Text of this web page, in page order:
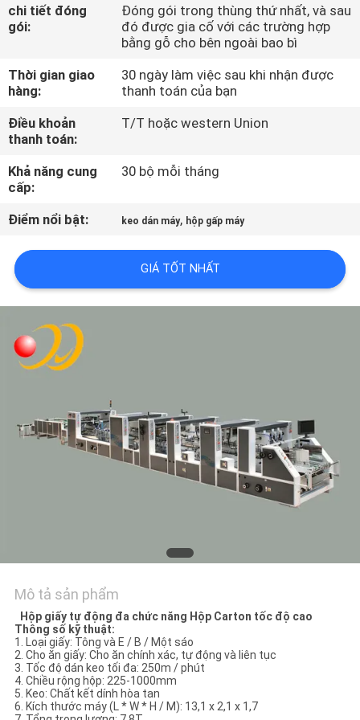
TÔI
THAM
QUAN
NHÀ
MÁY
KIỂM
SOÁT
CHẤT
LƯỢNG
LIÊN
HỆ
TÔI
SƠ
ĐỒ
TRANG
WEB
chi tiết đóng
gói:
Đóng gói trong thùng thứ nhất, và sau
đó được gia cố với các trường hợp
bằng gỗ cho bên ngoài bao bì
Thời gian giao
hàng:
30 ngày làm việc sau khi nhận được
thanh toán của bạn
Điều khoản
thanh toán:
T/T hoặc western Union
Khả năng cung
cấp:
30 bộ mỗi tháng
Điểm nổi bật: keo dán máy, hộp gấp máy
GIÁ TỐT NHẤT
Mô tả sản phẩm
Hộp giấy tự động đa chức năng Hộp Carton tốc độ cao
Thông số kỹ thuật:
1. Loại giấy: Tông và E / B / Một sáo
2. Cho ăn giấy: Cho ăn chính xác, tự động và liên tục
3. Tốc độ dán keo tối đa: 250m / phút
4. Chiều rộng hộp: 225-1000mm
5. Keo: Chất kết dính hòa tan
6. Kích thước máy (L * W * H / M): 13,1 x 2,1 x 1,7